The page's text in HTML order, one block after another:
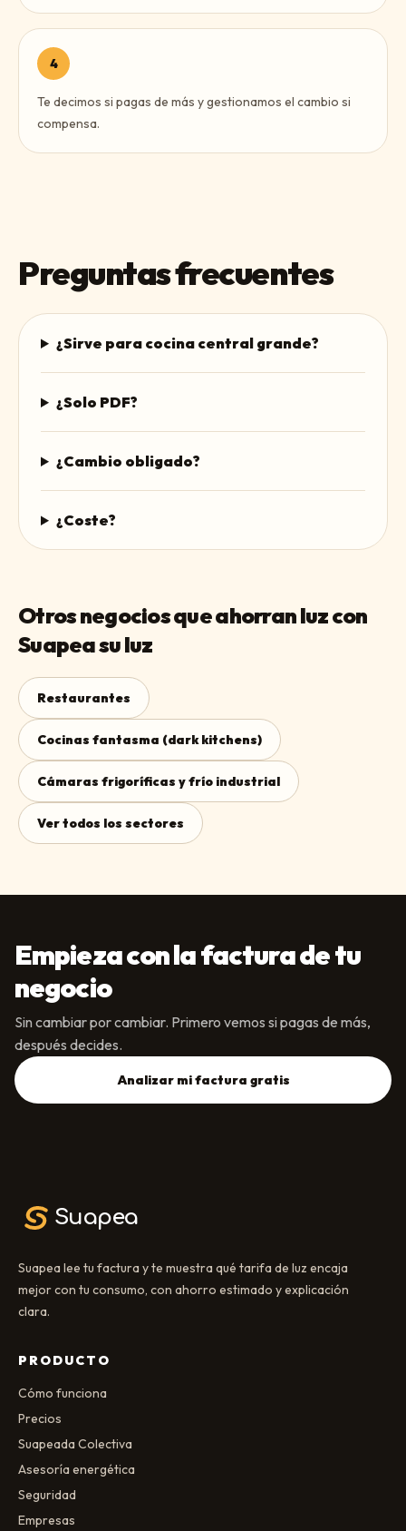
4
Te decimos si pagas de más y gestionamos el cambio si
compensa.
Preguntas frecuentes
¿Sirve para cocina central grande?
¿Solo PDF?
¿Cambio obligado?
¿Coste?
Otros negocios que ahorran luz con
Suapea su luz
Restaurantes
Cocinas fantasma (dark kitchens)
Cámaras frigoríficas y frío industrial
Ver todos los sectores
Empieza con la factura de tu
negocio
Sin cambiar por cambiar. Primero vemos si pagas de más,
después decides.
Analizar mi factura gratis
Suapea
Suapea lee tu factura y te muestra qué tarifa de luz encaja
mejor con tu consumo, con ahorro estimado y explicación
clara.
PRODUCTO
Cómo funciona
Precios
Suapeada Colectiva
Asesoría energética
Seguridad
Empresas